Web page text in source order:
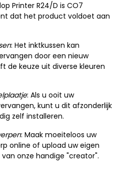
Printer R24/D is CO7
dat het product voldoet aan
: Het inktkussen kan
door een nieuw
de keuze uit diverse kleuren
: Als u ooit uw
kunt u dit afzonderlijk
zelf installeren.
: Maak moeiteloos uw
online of upload uw eigen
onze handige "creator".